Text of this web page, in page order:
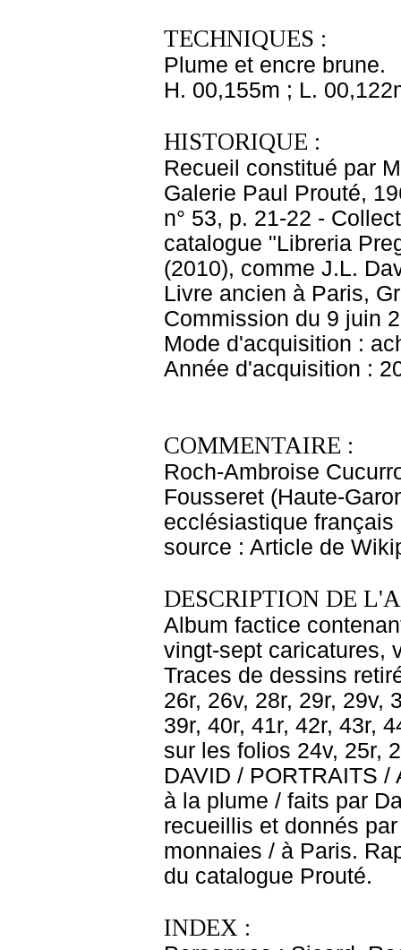
TECHNIQUES :
Plume et encre brune.
H. 00,155m ; L.
HISTORIQUE :
Recueil constitué par
Galerie Paul Prouté,
n° 53, p. 21-22 -
catalogue "Libreria
(2010), comme J.L.
Livre ancien à Paris,
Commission du 9 juin
Mode d'acquisition :
Année d'acquisition :
COMMENTAIRE :
Roch-Ambroise
Fousseret (Haute-
ecclésiastique
source : Article de
DESCRIPTION DE
Album factice
vingt-sept caricatures,
Traces de dessins
26r, 26v, 28r, 29r, 29v,
39r, 40r, 41r, 42r, 43r,
sur les folios 24v, 25r,
DAVID / PORTRAITS
à la plume / faits par
recueillis et donnés
monnaies / à Paris.
du catalogue Prouté.
INDEX :